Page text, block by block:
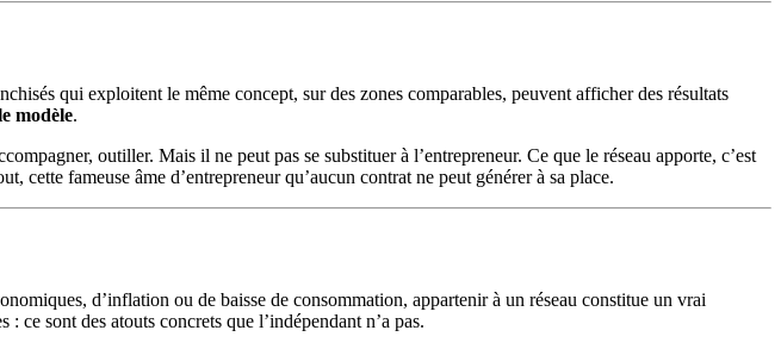
qui exploitent le même concept, sur des zones comparables, peuvent afficher des résultats
modèle.
outiller. Mais il ne peut pas se substituer à l’entrepreneur. Ce que le réseau apporte, c’est
cette fameuse âme d’entrepreneur qu’aucun contrat ne peut générer à sa place.
d’inflation ou de baisse de consommation, appartenir à un réseau constitue un vrai
sont des atouts concrets que l’indépendant n’a pas.